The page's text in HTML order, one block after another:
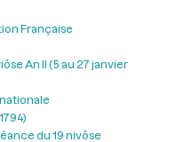
Française
An II (5 au 27 janvier
du 19 nivôse